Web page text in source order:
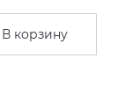
В корзину